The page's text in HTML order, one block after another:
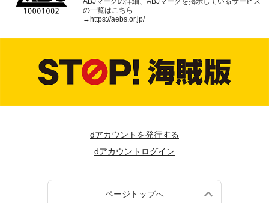
の一覧はこちら
→ https://aebs.or.jp/
dアカウントを発行する
dアカウントログイン
ページトップへ